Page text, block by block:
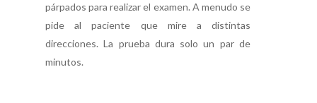
párpados para realizar el examen. A menudo se
pide al paciente que mire a distintas
direcciones. La prueba dura solo un par de
minutos.